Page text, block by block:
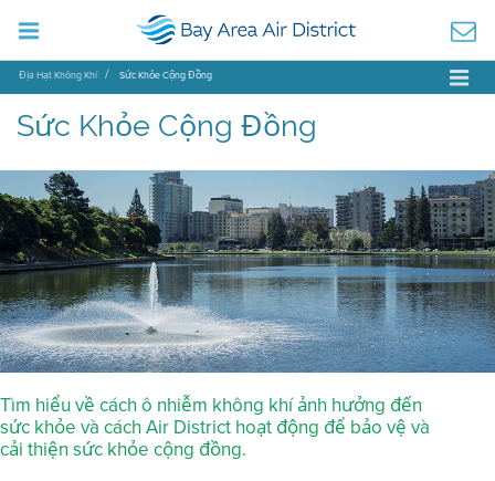
Địa Hạt Không Khí Sức Khỏe Cộng Đồng
Sức Khỏe Cộng Đồng
Tìm hiểu về cách ô nhiễm không khí ảnh hưởng đến
sức khỏe và cách Air District hoạt động để bảo vệ và
cải thiện sức khỏe cộng đồng.